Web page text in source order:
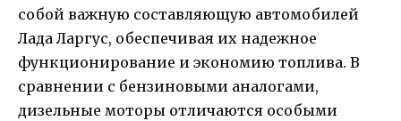
собой важную составляющую автомобилей
Лада Ларгус, обеспечивая их надежное
функционирование и экономию топлива. В
сравнении с бензиновыми аналогами,
дизельные моторы отличаются особыми